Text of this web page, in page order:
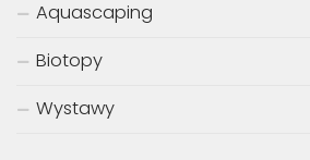
Aquascaping
Biotopy
Wystawy